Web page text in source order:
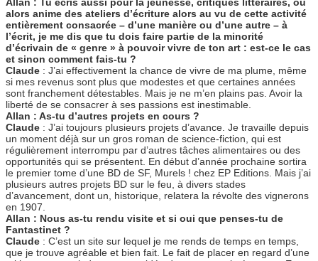
alors anime des ateliers d’écriture alors au vu de cette activité
entièrement consacrée – d’une manière ou d’une autre – à
l’écrit, je me dis que tu dois faire partie de la minorité
d’écrivain de « genre » à pouvoir vivre de ton art : est-ce le cas
et sinon comment fais-tu ?
Claude : J’ai effectivement la chance de vivre de ma plume, même
si mes revenus sont plus que modestes et que certaines années
sont franchement détestables. Mais je ne m’en plains pas. Avoir la
liberté de se consacrer à ses passions est inestimable.
Allan : As-tu d’autres projets en cours ?
Claude : J’ai toujours plusieurs projets d’avance. Je travaille depuis
un moment déjà sur un gros roman de science-fiction, qui est
régulièrement interrompu par d’autres tâches alimentaires ou des
opportunités qui se présentent. En début d’année prochaine sortira
le premier tome d’une BD de SF, Murels ! chez EP Editions. Mais j’ai
plusieurs autres projets BD sur le feu, à divers stades
d’avancement, dont un, historique, relatera la révolte des vignerons
en 1907.
Allan : Nous as-tu rendu visite et si oui que penses-tu de
Fantastinet ?
Claude : C’est un site sur lequel je me rends de temps en temps,
que je trouve agréable et bien fait. Le fait de placer en regard d’une